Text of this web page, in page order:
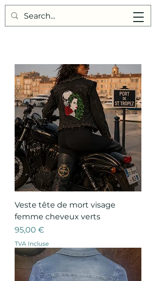
Points de Suture
Veste tête de mort visage
femme cheveux verts
Prix
95,00 €
TVA Incluse